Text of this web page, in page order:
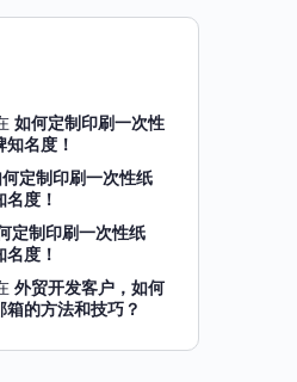
如何定制印刷一次性
名度！
定制印刷一次性纸
度！
定制印刷一次性纸
度！
外贸开发客户，如何
的方法和技巧？